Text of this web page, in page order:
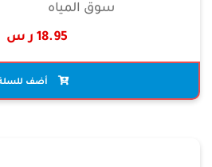
سوق المياه
18.95 ر س
أضف